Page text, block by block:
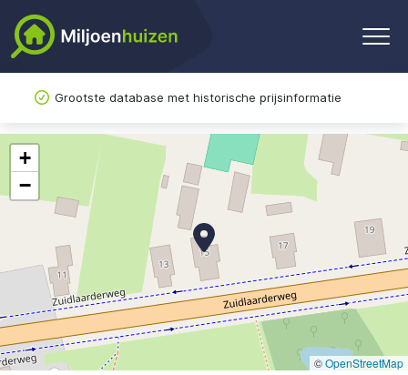
Grootste database met historische prijsinformatie
+
−
©OpenStreetMap